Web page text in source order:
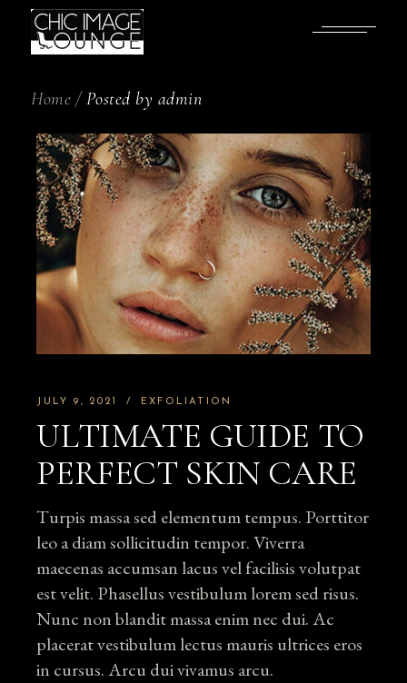
content
Home Posted by admin
JULY 9, 2021 EXFOLIATION
ULTIMATE GUIDE TO
PERFECT SKIN CARE
Turpis massa sed elementum tempus. Porttitor
leo a diam sollicitudin tempor. Viverra
maecenas accumsan lacus vel facilisis volutpat
est velit. Phasellus vestibulum lorem sed risus.
Nunc non blandit massa enim nec dui. Ac
placerat vestibulum lectus mauris ultrices eros
in cursus. Arcu dui vivamus arcu.